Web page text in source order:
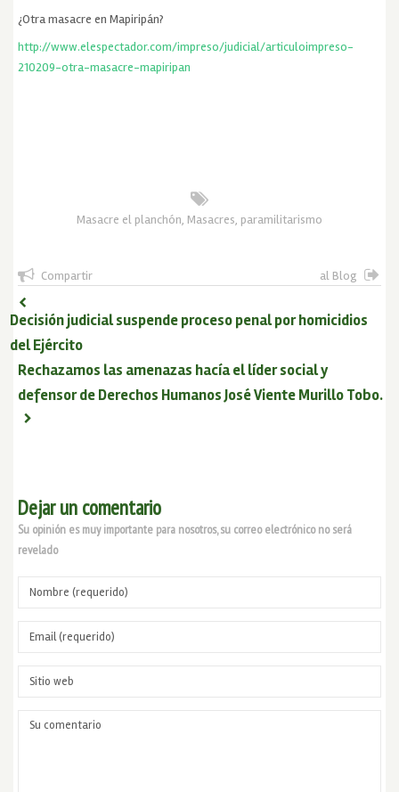
¿Otra masacre en Mapiripán?
http://www.elespectador.com/impreso/judicial/articuloimpreso-
210209-otra-masacre-mapiripan
Masacre el planchón, Masacres, paramilitarismo
Compartir al Blog
Decisión judicial suspende proceso penal por homicidios
del Ejército
Rechazamos las amenazas hacía el líder social y
defensor de Derechos Humanos José Viente Murillo Tobo.
Dejar un comentario
Su opinión es muy importante para nosotros, su correo electrónico no será
revelado